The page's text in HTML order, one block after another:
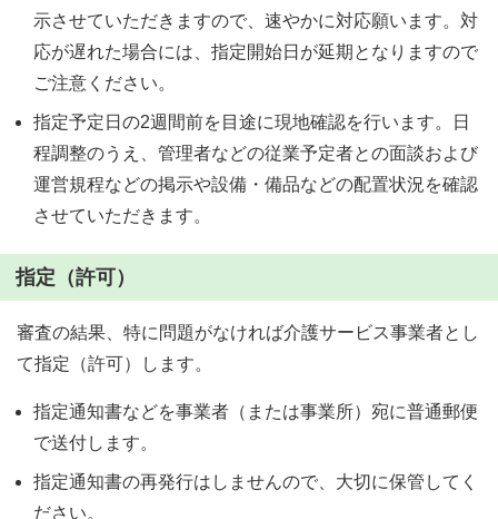
示させていただきますので、速やかに対応願います。対
応が遅れた場合には、指定開始日が延期となりますので
ご注意ください。
指定予定日の2週間前を目途に現地確認を行います。日
程調整のうえ、管理者などの従業予定者との面談および
運営規程などの掲示や設備・備品などの配置状況を確認
させていただきます。
指定（許可）
審査の結果、特に問題がなければ介護サービス事業者とし
て指定（許可）します。
指定通知書などを事業者（または事業所）宛に普通郵便
で送付します。
指定通知書の再発行はしませんので、大切に保管してく
ださい。